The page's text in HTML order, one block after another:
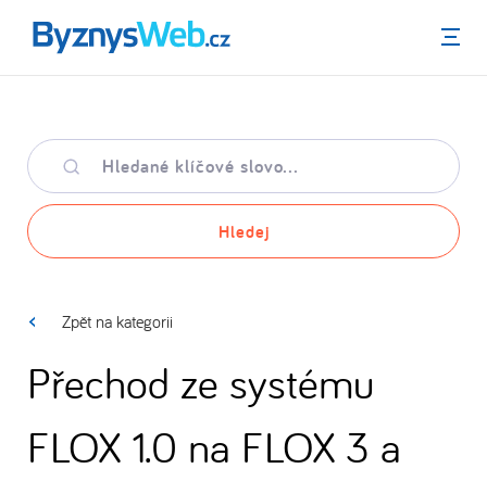
Menu
Hledané
klíčové
slovo
Hledej
Zpět na kategorii
Přechod ze systému
FLOX 1.0 na FLOX 3 a